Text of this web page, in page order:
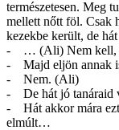
természetesen. Meg
mellett nőtt föl. Csak
kezekbe került, de
- … (Ali) Nem kell,
- Majd eljön annak
- Nem. (Ali)
- De hát jó tanáraid
- Hát akkor mára ezt
elmúlt…